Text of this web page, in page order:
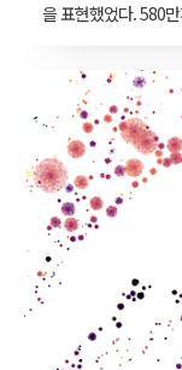
을 표현했었다. 580
수십장의 다른 이미
려지거나 조금 크게
쳐진 최종 색상이 마
국 마지막에는 위와
을 겹치고, 중간 진행
적절한 변화 정도를
한지를 여러차례 시
막으로 포토샵에서